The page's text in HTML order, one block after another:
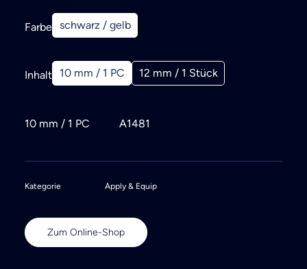
Farbe schwarz / gelb
Inhalt 10 mm / 1 PC 12 mm / 1 Stück
10 mm / 1 PC A1481
Kategorie Apply & Equip
Zum Online-Shop